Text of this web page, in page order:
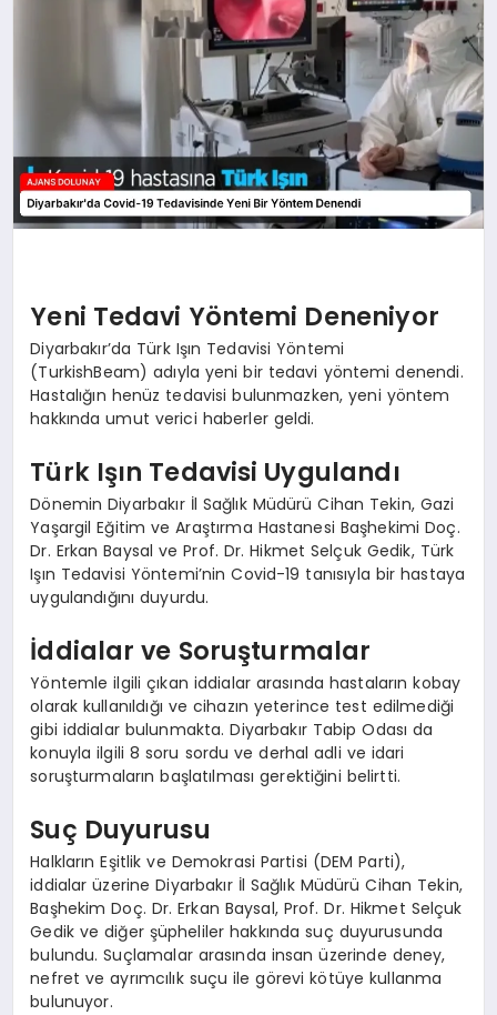
Yeni Tedavi Yöntemi Deneniyor
Diyarbakır’da Türk Işın Tedavisi Yöntemi
(TurkishBeam) adıyla yeni bir tedavi yöntemi denendi.
Hastalığın henüz tedavisi bulunmazken, yeni yöntem
hakkında umut verici haberler geldi.
Türk Işın Tedavisi Uygulandı
Dönemin Diyarbakır İl Sağlık Müdürü Cihan Tekin, Gazi
Yaşargil Eğitim ve Araştırma Hastanesi Başhekimi Doç.
Dr. Erkan Baysal ve Prof. Dr. Hikmet Selçuk Gedik, Türk
Işın Tedavisi Yöntemi’nin Covid-19 tanısıyla bir hastaya
uygulandığını duyurdu.
İddialar ve Soruşturmalar
Yöntemle ilgili çıkan iddialar arasında hastaların kobay
olarak kullanıldığı ve cihazın yeterince test edilmediği
gibi iddialar bulunmakta. Diyarbakır Tabip Odası da
konuyla ilgili 8 soru sordu ve derhal adli ve idari
soruşturmaların başlatılması gerektiğini belirtti.
Suç Duyurusu
Halkların Eşitlik ve Demokrasi Partisi (DEM Parti),
iddialar üzerine Diyarbakır İl Sağlık Müdürü Cihan Tekin,
Başhekim Doç. Dr. Erkan Baysal, Prof. Dr. Hikmet Selçuk
Gedik ve diğer şüpheliler hakkında suç duyurusunda
bulundu. Suçlamalar arasında insan üzerinde deney,
nefret ve ayrımcılık suçu ile görevi kötüye kullanma
bulunuyor.